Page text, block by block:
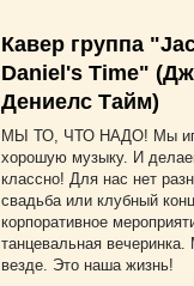
Кавер группа
Daniel's Time"
Дениелс Тайм)
МЫ ТО, ЧТО НАДО! Мы
хорошую музыку. И
классно! Для нас нет
свадьба или клубный
корпоративное
танцевальная
везде. Это наша жизнь!